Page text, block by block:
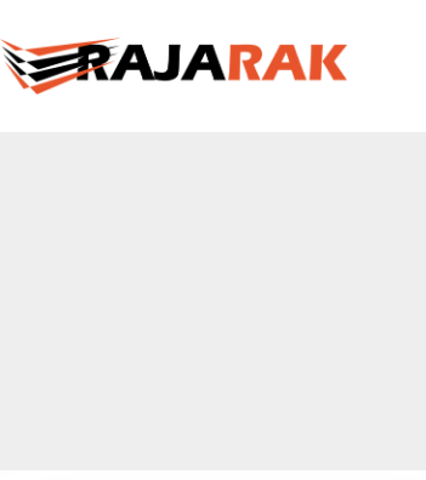
content